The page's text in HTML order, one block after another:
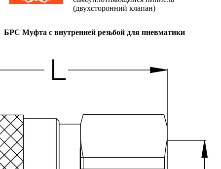
(двухсторонний клапан)
БРС Муфта с внутренней резьбой для пневматики